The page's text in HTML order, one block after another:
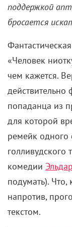
поддержкой
бросается
«Человек
чем кажется.
действительно
попаданца из
для которой
ремейк одного
комедии
подумать). Что,
напротив,
текстом.